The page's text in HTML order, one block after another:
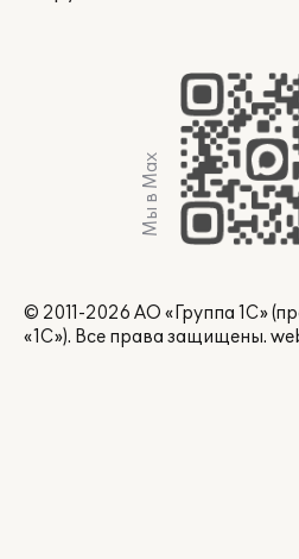
Мы в Max
© 2011-2026 АО «Группа 1С»
«1С»). Все права защищены.